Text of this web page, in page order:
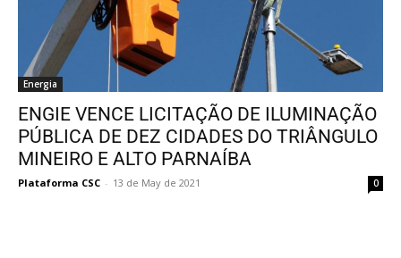
Energia
ENGIE VENCE LICITAÇÃO DE ILUMINAÇÃO
PÚBLICA DE DEZ CIDADES DO TRIÂNGULO
MINEIRO E ALTO PARNAÍBA
Plataforma CSC - 13 de May de 2021 0